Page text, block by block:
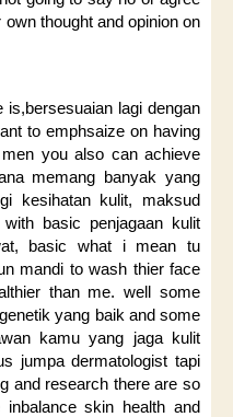
thought and opinion on
lagi dengan
to emphsaize on having
you also can achieve
memang banyak yang
kesihatan kulit, maksud
basic penjagaan kulit
basic what i mean tu
mandi to wash thier face
than me. well some
yang baik and some
kamu yang jaga kulit
jumpa dermatologist tapi
and research there are so
skin health and